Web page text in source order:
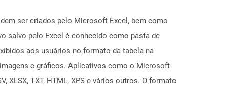
ser criados pelo Microsoft Excel, bem como
salvo pelo Excel é conhecido como pasta de
aos usuários no formato da tabela na
e gráficos. Aplicativos como o Microsoft
XLSX, TXT, HTML, XPS e vários outros. O formato